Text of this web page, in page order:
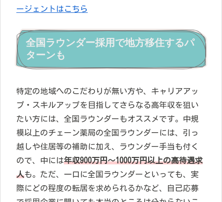
ージェントはこちら
全国ラウンダー採用で地方移住するパ
ターンも
特定の地域へのこだわりが無い方や、キャリアアッ
プ・スキルアップを目指してさらなる高年収を狙い
たい方には、全国ラウンダーもオススメです。中規
模以上のチェーン薬局の全国ラウンダーには、引っ
越しや住居等の補助に加え、ラウンダー手当も付く
ので、中には年収900万円～1000万円以上の高待遇求
人も。ただ、一口に全国ラウンダーといっても、実
際にどの程度の転居を求められるかなど、自己応募